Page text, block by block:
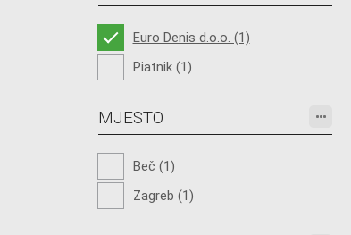
Euro Denis d.o.o. (1)
Piatnik (1)
MJESTO
Beč (1)
Zagreb (1)